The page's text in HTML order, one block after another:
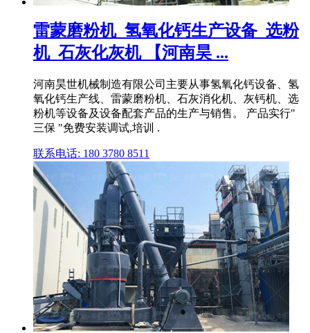
雷蒙磨粉机_氢氧化钙生产设备_选粉
机_石灰化灰机 【河南昊 ...
河南昊世机械制造有限公司主要从事氢氧化钙设备、氢
氧化钙生产线、雷蒙磨粉机、石灰消化机、灰钙机、选
粉机等设备及设备配套产品的生产与销售。 产品实行"
三保 "免费安装调试,培训 .
联系电话: 180 3780 8511